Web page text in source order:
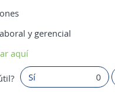
y gerencial
aquí
Sí 0